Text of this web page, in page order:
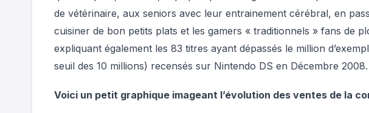
de vétérinaire, aux seniors avec leur entrainement cérébral, en
cuisiner de bon petits plats et les gamers « traditionnels » fans de
expliquant également les 83 titres ayant dépassés le million
seuil des 10 millions) recensés sur Nintendo DS en Décembre
Voici un petit graphique imageant l’évolution des ventes de la